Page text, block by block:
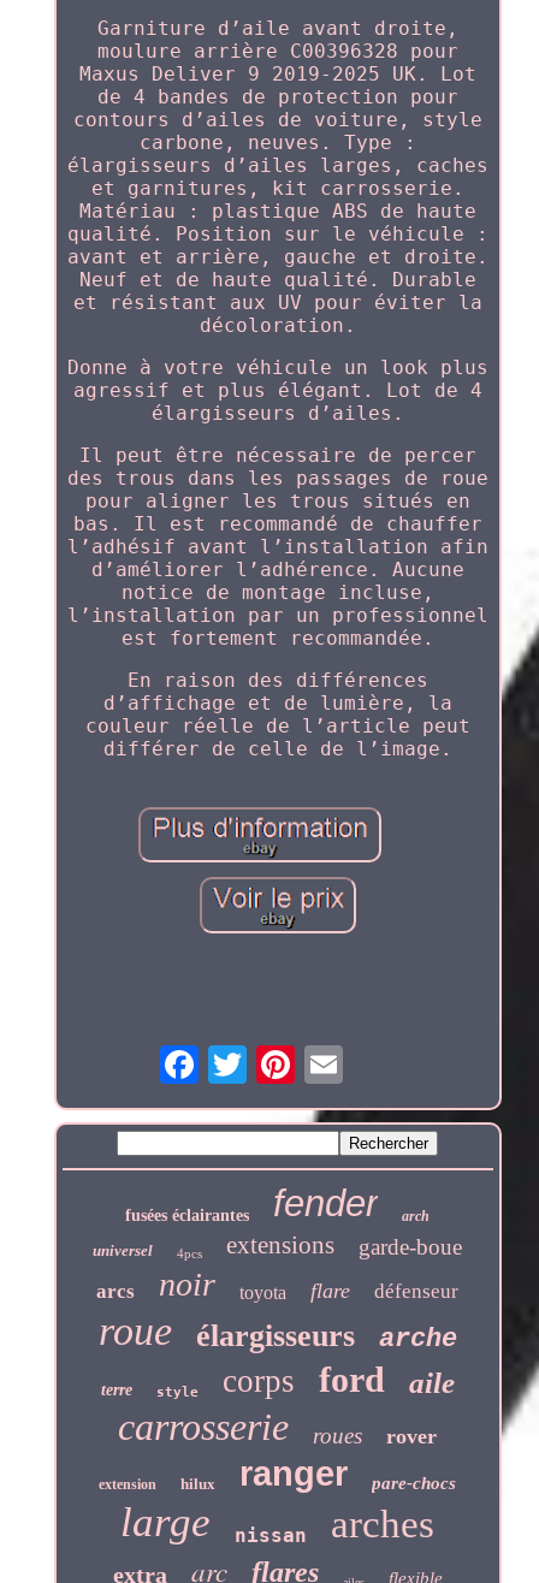
Garniture d’aile avant droite,
moulure arrière C00396328 pour
Maxus Deliver 9 2019-2025 UK. Lot
de 4 bandes de protection pour
contours d’ailes de voiture, style
carbone, neuves. Type :
élargisseurs d’ailes larges, caches
et garnitures, kit carrosserie.
Matériau : plastique ABS de haute
qualité. Position sur le véhicule :
avant et arrière, gauche et droite.
Neuf et de haute qualité. Durable
et résistant aux UV pour éviter la
décoloration.
Donne à votre véhicule un look plus
agressif et plus élégant. Lot de 4
élargisseurs d’ailes.
Il peut être nécessaire de percer
des trous dans les passages de roue
pour aligner les trous situés en
bas. Il est recommandé de chauffer
l’adhésif avant l’installation afin
d’améliorer l’adhérence. Aucune
notice de montage incluse,
l’installation par un professionnel
est fortement recommandée.
En raison des différences
d’affichage et de lumière, la
couleur réelle de l’article peut
différer de celle de l’image.
fusées éclairantes fender arch
universel 4pcs extensions garde-boue
arcs noir toyota flare défenseur
roue élargisseurs arche
terre style corps ford aile
carrosserie roues rover
extension hilux ranger pare-chocs
large nissan arches
extra arc flares flexible